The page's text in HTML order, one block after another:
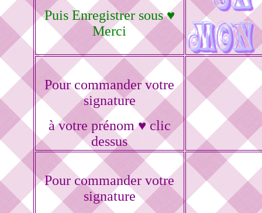
Puis Enregistrer sous ♥
Merci
Pour commander votre
signature
à votre prénom ♥ clic
dessus
Pour commander votre
signature